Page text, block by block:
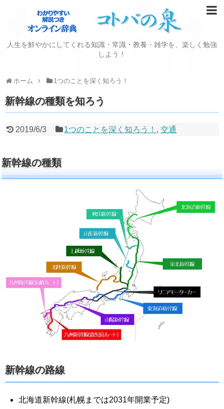
人生を鮮やかにしてくれる知識・常識・教養・雑学を、楽しく勉強
しよう！
ホーム 1つのことを深く知ろう！
新幹線の種類を知ろう
2019/6/3 1つのことを深く知ろう！ ,交通
新幹線の種類
新幹線の路線
北海道新幹線(札幌までは2031年開業予定)